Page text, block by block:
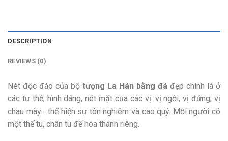
DESCRIPTION
REVIEWS (0)
Nét độc đáo của bộ tượng La Hán bằng đá đẹp chính là ở
các tư thế, hình dáng, nét mặt của các vị: vị ngồi, vị đứng, vị
chau mày… thể hiện sự tôn nghiêm và cao quý. Mỗi người có
một thế tu, chân tu để hóa thánh riêng.